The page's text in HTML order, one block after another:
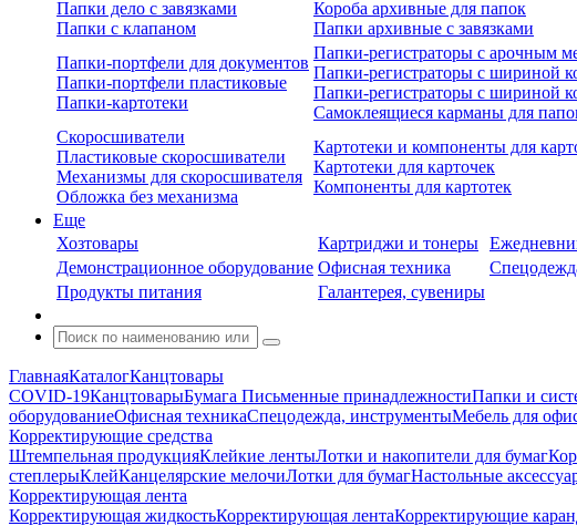
Папки дело с завязками
Папки с клапаном
Короба архивные для папок
Папки архивные с завязками
Папки-портфели для документов
Папки-портфели пластиковые
Папки-картотеки
Папки-регистраторы с арочным
Папки-регистраторы с шириной
Папки-регистраторы с шириной
Самоклеящиеся карманы для
Скоросшиватели
Пластиковые скоросшиватели
Механизмы для скоросшивателя
Обложка без механизма
Картотеки и компоненты для
Картотеки для карточек
Компоненты для картотек
Еще
Хозтовары
Картриджи и тонеры
Демонстрационное оборудование Офисная техника
Продукты питания
Галантерея, сувениры
ГлавнаяКаталогКанцтовары
COVID-19КанцтоварыБумага Письменные принадлежностиПапки и
оборудованиеОфисная техникаСпецодежда, инструментыМебель для
Корректирующие средства
Штемпельная продукцияКлейкие лентыЛотки и накопители для бумаг
степлерыКлейКанцелярские мелочиЛотки для бумагНастольные
Корректирующая лента
Корректирующая жидкостьКорректирующая лентаКорректирующие